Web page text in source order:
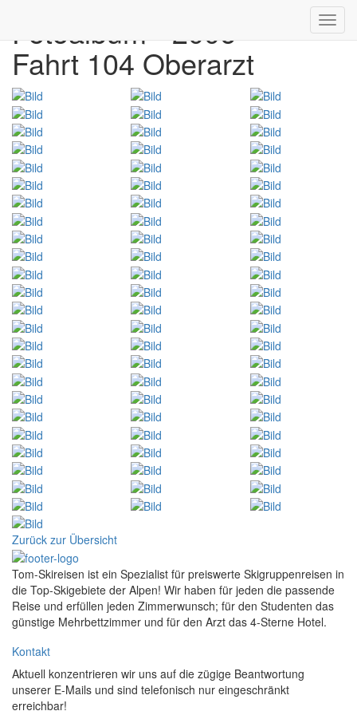
Fotoalbum - 2006
Fahrt 104 Oberarzt
Zurück zur Übersicht
Tom-Skireisen ist ein Spezialist für preiswerte Skigruppenreisen in
die Top-Skigebiete der Alpen! Wir haben für jeden die passende
Reise und erfüllen jeden Zimmerwunsch; für den Studenten das
günstige Mehrbettzimmer und für den Arzt das 4-Sterne Hotel.
Kontakt
Aktuell konzentrieren wir uns auf die zügige Beantwortung
unserer E-Mails und sind telefonisch nur eingeschränkt
erreichbar!